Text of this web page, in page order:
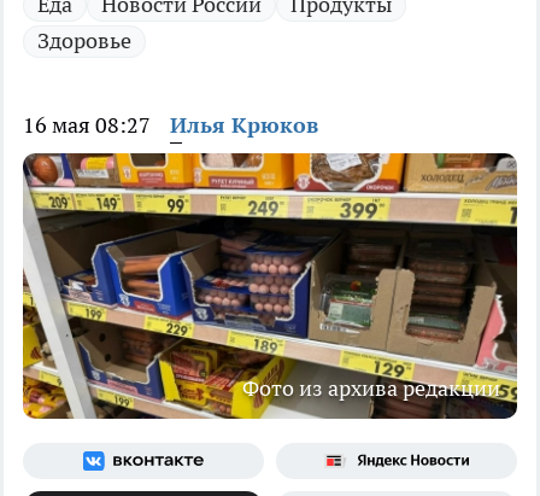
Здоровье
16 мая 08:27 Илья Крюков
Фото из архива редакции